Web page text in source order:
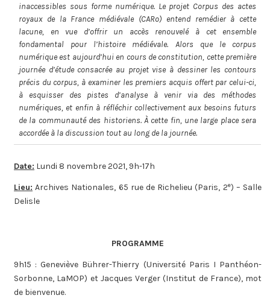
inaccessibles sous forme numérique. Le projet Corpus des actes
royaux de la France médiévale (CARo) entend remédier à cette
lacune, en vue d’offrir un accès renouvelé à cet ensemble
fondamental pour l’histoire médiévale. Alors que le corpus
numérique est aujourd’hui en cours de constitution, cette première
journée d’étude consacrée au projet vise à dessiner les contours
précis du corpus, à examiner les premiers acquis offert par celui-ci,
à esquisser des pistes d’analyse à venir via des méthodes
numériques, et enfin à réfléchir collectivement aux besoins futurs
de la communauté des historiens. À cette fin, une large place sera
accordée à la discussion tout au long de la journée.
Date: Lundi 8 novembre 2021, 9h-17h
Lieu: Archives Nationales, 65 rue de Richelieu (Paris, 2e) – Salle
Delisle
PROGRAMME
9h15 : Geneviève Bührer-Thierry (Université Paris I Panthéon-
Sorbonne, LaMOP) et Jacques Verger (Institut de France), mot
de bienvenue.